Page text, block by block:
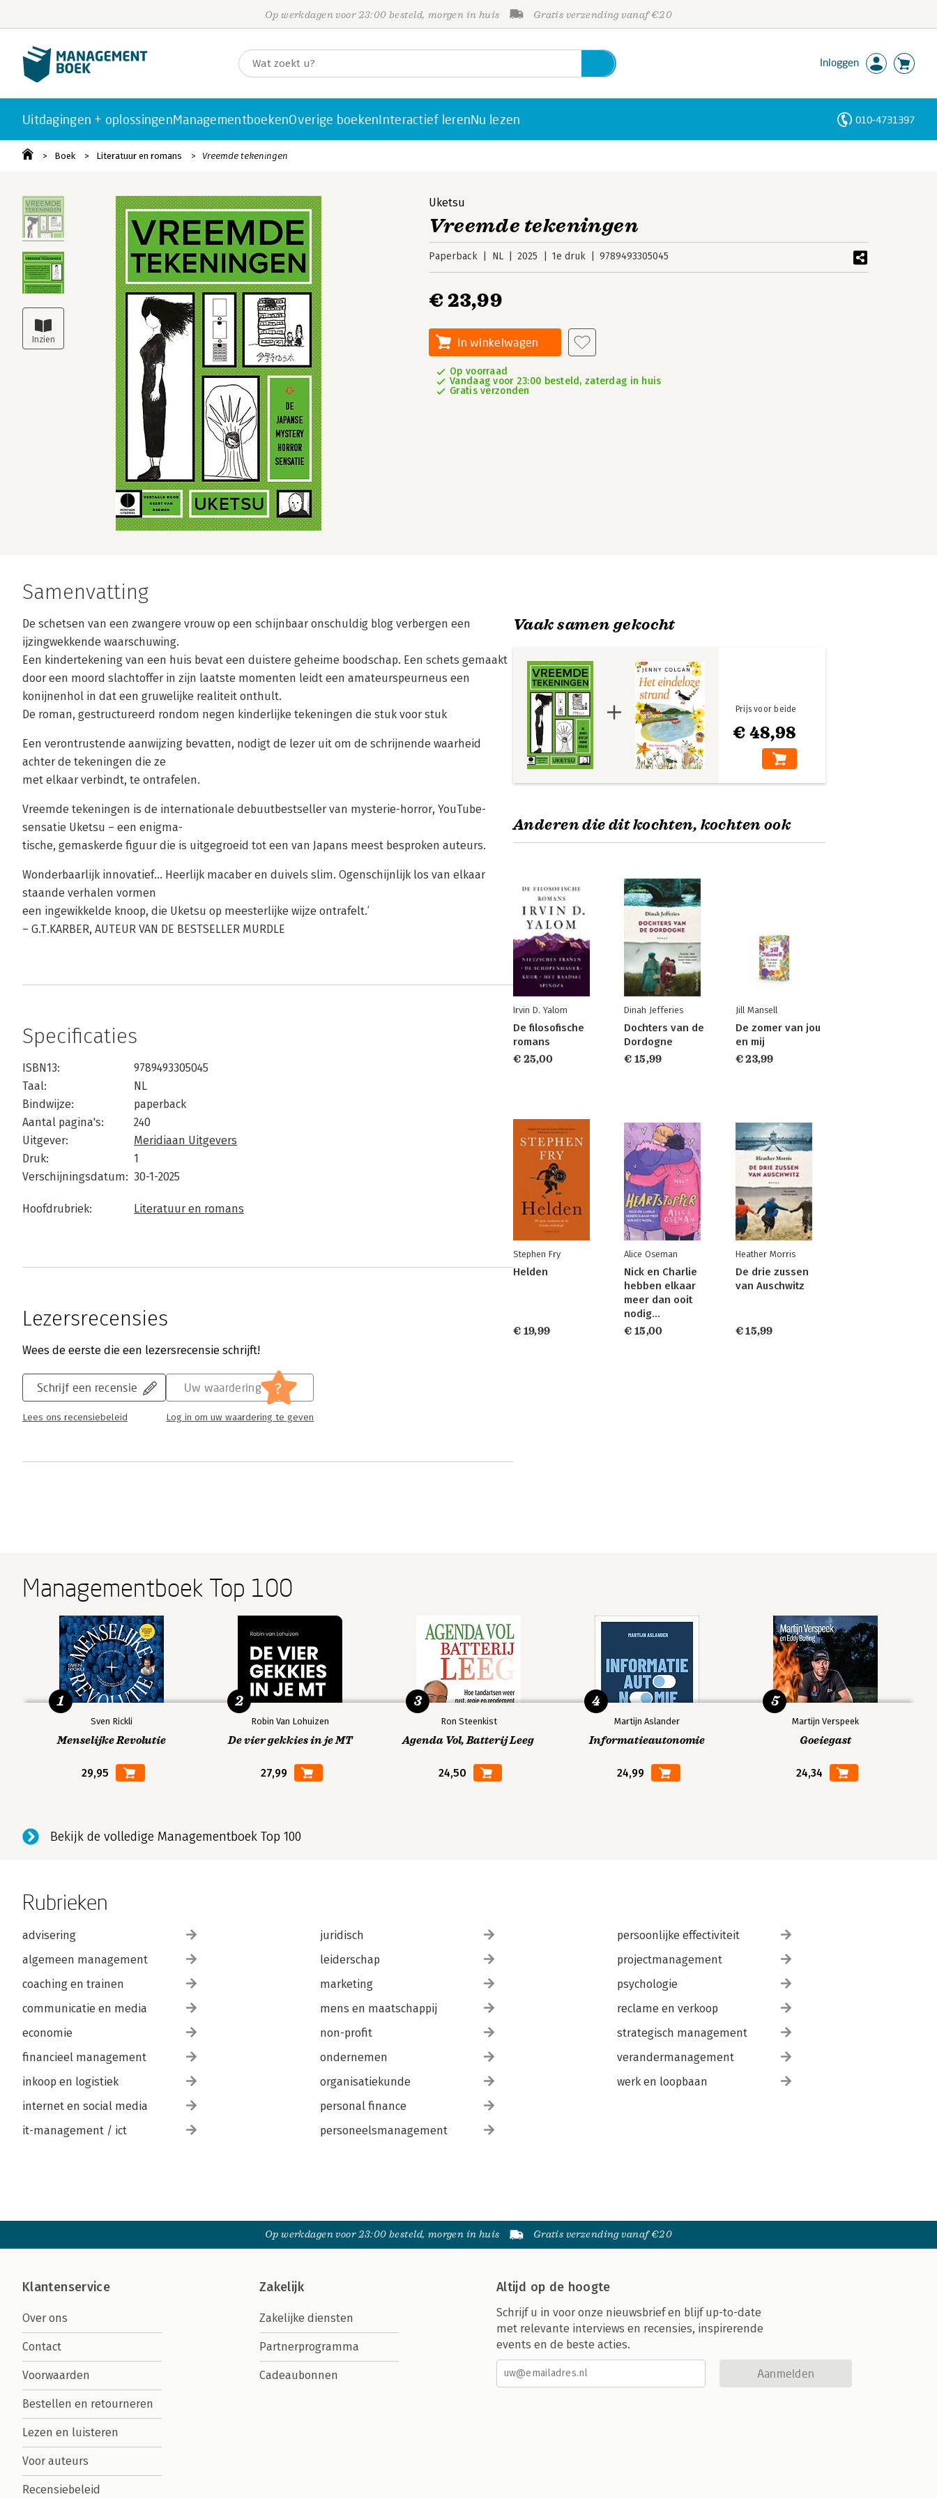
Op werkdagen voor 23:00 besteld, morgen in huis Gratis verzending vanaf €20
Inloggen
Uitdagingen + oplossingenManagementboekenOverige boekenInteractief lerenNu lezen 010-4731397
Boek Literatuur en romans Vreemde tekeningen
Uketsu
Vreemde tekeningen
Paperback NL 2025 1e druk 9789493305045
€ 23,99
In winkelwagen
Op voorraad
Vandaag voor 23:00 besteld, zaterdag in huis
Gratis verzonden
Samenvatting
De schetsen van een zwangere vrouw op een schijnbaar onschuldig blog verbergen een
ijzingwekkende waarschuwing.
Een kindertekening van een huis bevat een duistere geheime boodschap. Een schets gemaakt
door een moord slachtoffer in zijn laatste momenten leidt een amateurspeurneus een
konijnenhol in dat een gruwelijke realiteit onthult.
De roman, gestructureerd rondom negen kinderlijke tekeningen die stuk voor stuk
Een verontrustende aanwijzing bevatten, nodigt de lezer uit om de schrijnende waarheid
achter de tekeningen die ze
met elkaar verbindt, te ontrafelen.
Vreemde tekeningen is de internationale debuutbestseller van mysterie-horror, YouTube-
sensatie Uketsu – een enigma-
tische, gemaskerde figuur die is uitgegroeid tot een van Japans meest besproken auteurs.
Wonderbaarlijk innovatief... Heerlijk macaber en duivels slim. Ogenschijnlijk los van elkaar
staande verhalen vormen
een ingewikkelde knoop, die Uketsu op meesterlijke wijze ontrafelt.’
– G.T.KARBER, AUTEUR VAN DE BESTSELLER MURDLE
Specificaties
ISBN13:
9789493305045
Taal:
NL
Bindwijze:
paperback
Aantal pagina's:
240
Uitgever:
Meridiaan Uitgevers
Druk:
1
Verschijningsdatum: 30-1-2025
Hoofdrubriek: Literatuur en romans
Lezersrecensies
Wees de eerste die een lezersrecensie schrijft!
Schrijf een recensie
Lees ons recensiebeleid
Uw waardering ?
Log in om uw waardering te geven
Vaak samen gekocht
€ 48,98
Prijs voor beide
Anderen die dit kochten, kochten ook
Irvin D. Yalom
De filosofische
romans
€ 25,00
Dinah Jefferies
Dochters van de
Dordogne
€ 15,99
Jill Mansell
De zomer van jou
en mij
€ 23,99
Stephen Fry
Helden
€ 19,99
Alice Oseman
Nick en Charlie
hebben elkaar
meer dan ooit
nodig…
€ 15,00
Heather Morris
De drie zussen
van Auschwitz
€ 15,99
Managementboek Top 100
Sven Rickli
Menselijke Revolutie
29,95
1
Robin Van Lohuizen
De vier gekkies in je MT
27,99
2
Ron Steenkist
Agenda Vol, Batterij Leeg
24,50
3
Martijn Aslander
Informatieautonomie
24,99
4
Martijn Verspeek
Goeiegast
24,34
5
Bekijk de volledige Managementboek Top 100
Rubrieken
advisering
algemeen management
coaching en trainen
communicatie en media
economie
financieel management
inkoop en logistiek
internet en social media
it-management / ict
juridisch
leiderschap
marketing
mens en maatschappij
non-profit
ondernemen
organisatiekunde
personal finance
personeelsmanagement
persoonlijke effectiviteit
projectmanagement
psychologie
reclame en verkoop
strategisch management
verandermanagement
werk en loopbaan
Op werkdagen voor 23:00 besteld, morgen in huis Gratis verzending vanaf €20
Klantenservice
Over ons
Contact
Voorwaarden
Bestellen en retourneren
Lezen en luisteren
Voor auteurs
Recensiebeleid
Zakelijk
Zakelijke diensten
Partnerprogramma
Cadeaubonnen
Altijd op de hoogte
Schrijf u in voor onze nieuwsbrief en blijf up-to-date
met relevante interviews en recensies, inspirerende
events en de beste acties.
Aanmelden
Personen